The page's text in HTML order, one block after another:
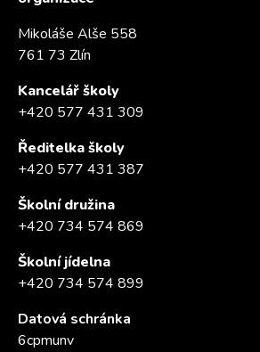
Mikoláše Alše 558
761 73 Zlín
Kancelář školy
+420 577 431 309
Ředitelka školy
+420 577 431 387
Školní družina
+420 734 574 869
Školní jídelna
+420 734 574 899
Datová schránka
6cpmunv